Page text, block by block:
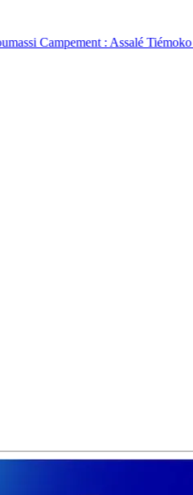
: Assalé Tiémoko et